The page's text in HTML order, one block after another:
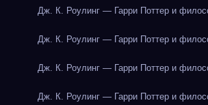
Дж. К. Роулинг — Гарри Поттер и
Дж. К. Роулинг — Гарри Поттер и
Дж. К. Роулинг — Гарри Поттер и
Дж. К. Роулинг — Гарри Поттер и